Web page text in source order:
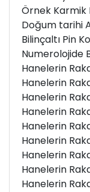
Örnek Karmik
Doğum tarihi
Bilinçaltı Pin
Numerolojide
Hanelerin
Hanelerin
Hanelerin
Hanelerin
Hanelerin
Hanelerin
Hanelerin
Hanelerin
Hanelerin